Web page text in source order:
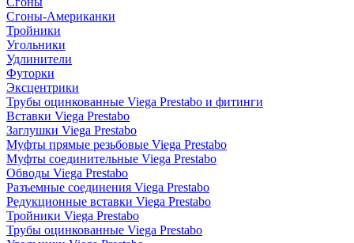
Сгоны-Американки
Тройники
Угольники
Удлинители
Футорки
Эксцентрики
Трубы оцинкованные Viega Prestabo и фитинги
Вставки Viega Prestabo
Заглушки Viega Prestabo
Муфты прямые резьбовые Viega Prestabo
Муфты соединительные Viega Prestabo
Обводы Viega Prestabo
Разъемные соединения Viega Prestabo
Редукционные вставки Viega Prestabo
Тройники Viega Prestabo
Трубы оцинкованные Viega Prestabo